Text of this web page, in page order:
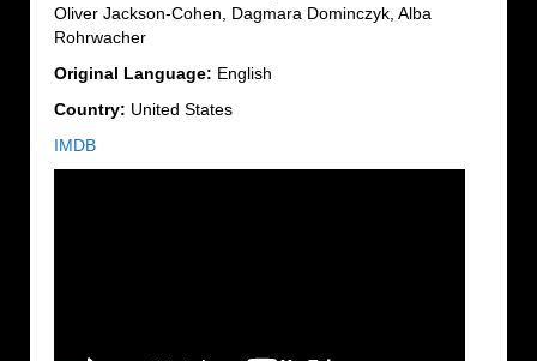
Oliver Jackson-Cohen, Dagmara Dominczyk, Alba
Rohrwacher
Original Language: English
Country: United States
IMDB